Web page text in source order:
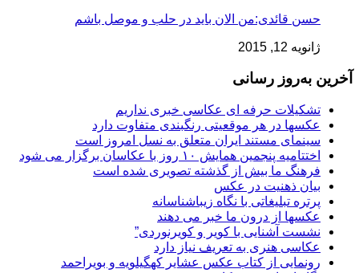
حسن قائدی:من الان باید در حلب و موصل باشم
ژانویه 12, 2015
آخرین به‌روز رسانی
تشکیلات حرفه ای عکاسی خبری نداریم
عکسها در هر موقعیتی رنگبندی متفاوت دارد
سینمای مستند ایران متعلق به نسل امروز است
اختتامیه پنجمین همایش ۱۰ روز با عکاسان برگزار می شود
فرهنگ ما بیش از گذشته تصویری شده است
بیان ذهنیت در عکس
پرتره تبلیغاتی با نگاه زیباشناسانه
عکسها از درون ما خبر می دهند
نشست آشنایی با کویر و کویرنوردی”
عکاسی هنری به تعریف نیاز دارد
رونمایی از کتاب عکس عشایر کهگیلویه و بویراحمد